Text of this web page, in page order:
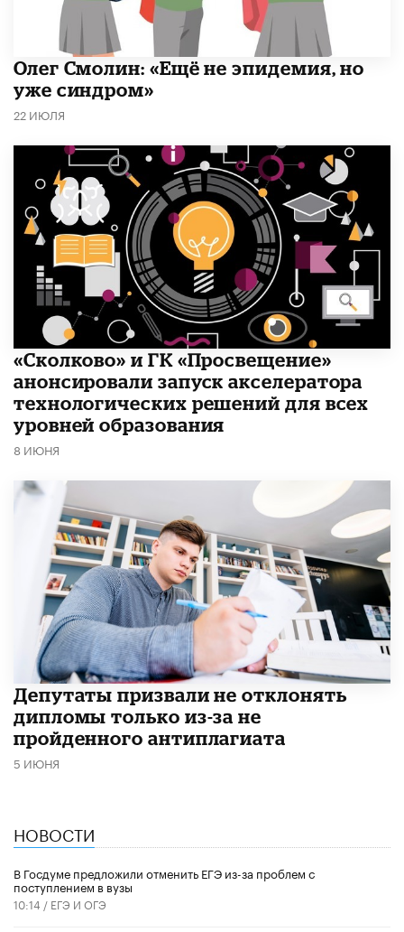
​Олег Смолин: «Ещё не эпидемия, но
уже синдром»
22 ИЮЛЯ
«Сколково» и ГК «Просвещение»
анонсировали запуск акселератора
технологических решений для всех
уровней образования
8 ИЮНЯ
Депутаты призвали не отклонять
дипломы только из-за не
пройденного антиплагиата
5 ИЮНЯ
НОВОСТИ
В Госдуме предложили отменить ЕГЭ из-за проблем с
поступлением в вузы
10:14 / ЕГЭ И ОГЭ